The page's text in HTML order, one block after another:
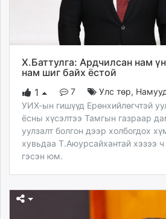
Х.Баттулга: Ардчилсан нам
нам шиг байх ёстой
1
7 Улс төр,
УИХ-ын гишүүд Ерөнхийлөгчтэй
ёсны хүсэлтээ Тамгын газраар
уулзалт болгон дээр холбогдох
хувьдаа Т.Аюурсайхантай хэзээ ч
гэсэн юм.